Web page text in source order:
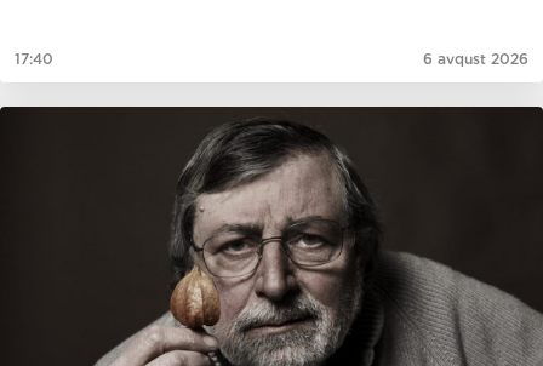
17:40 6 avqust 2026